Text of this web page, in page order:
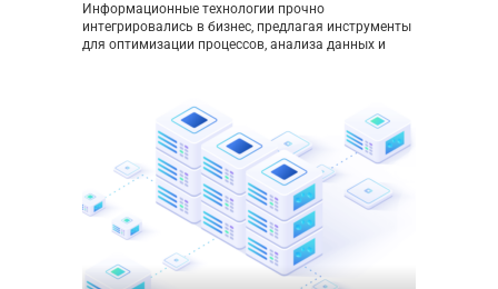
Информационные технологии прочно
интегрировались в бизнес, предлагая инструменты
для оптимизации процессов, анализа данных и